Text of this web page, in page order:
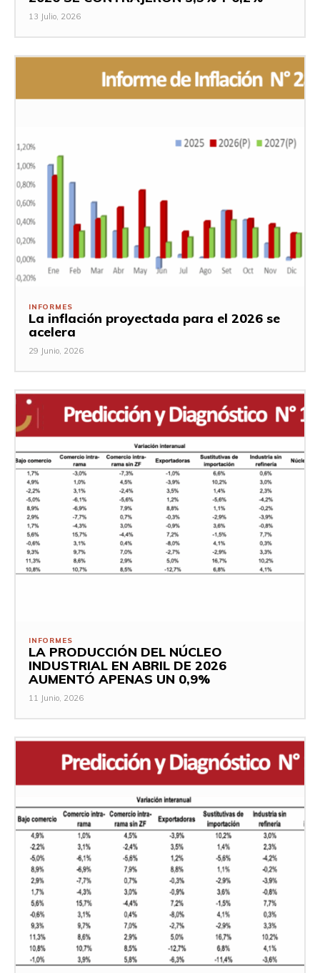
13 Julio, 2026
INFORMES
La inflación proyectada para el 2026 se
acelera
29 Junio, 2026
INFORMES
LA PRODUCCIÓN DEL NÚCLEO
INDUSTRIAL EN ABRIL DE 2026
AUMENTÓ APENAS UN 0,9%
11 Junio, 2026